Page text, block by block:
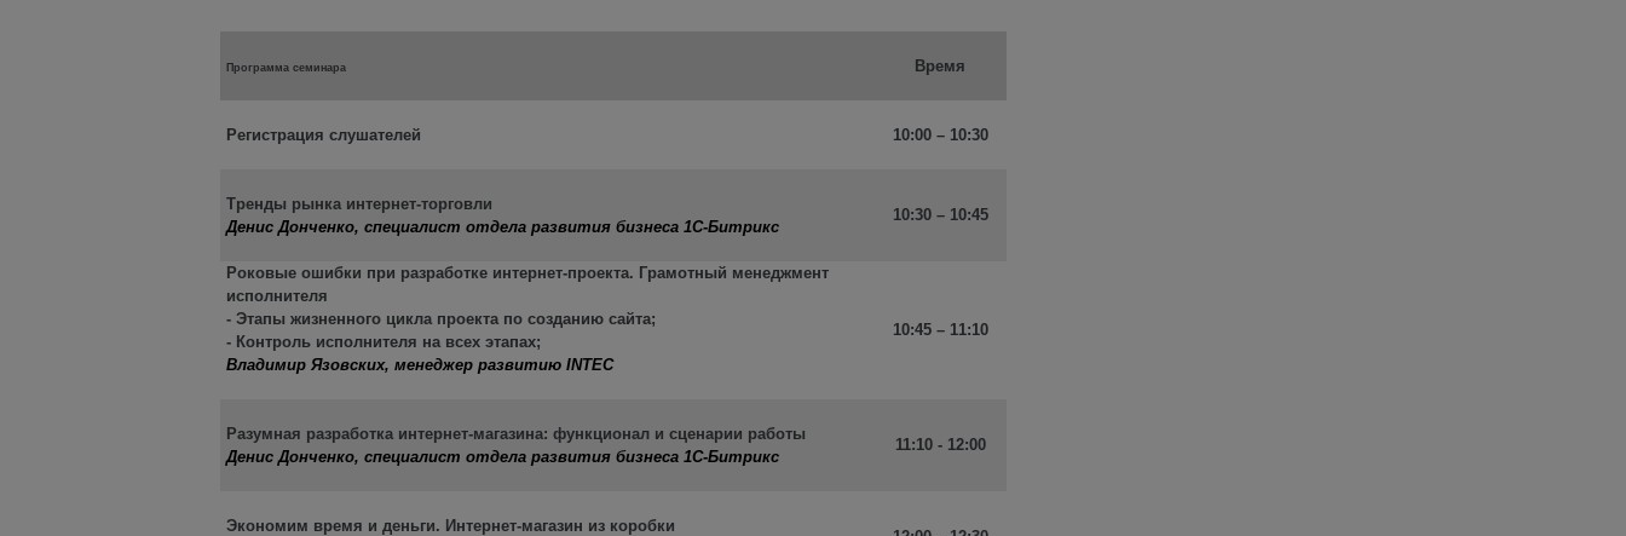
Программа семинара Время
Регистрация слушателей 10:00 – 10:30
Тренды рынка интернет-торговли
Денис Донченко, специалист отдела развития бизнеса 1С-Битрикс
10:30 – 10:45
Роковые ошибки при разработке интернет-проекта. Грамотный менеджмент
исполнителя
- Этапы жизненного цикла проекта по созданию сайта;
- Контроль исполнителя на всех этапах;
Владимир Язовских, менеджер развитию INTEC
10:45 – 11:10
Разумная разработка интернет-магазина: функционал и сценарии работы
Денис Донченко, специалист отдела развития бизнеса 1С-Битрикс
11:10 - 12:00
Экономим время и деньги. Интернет-магазин из коробки